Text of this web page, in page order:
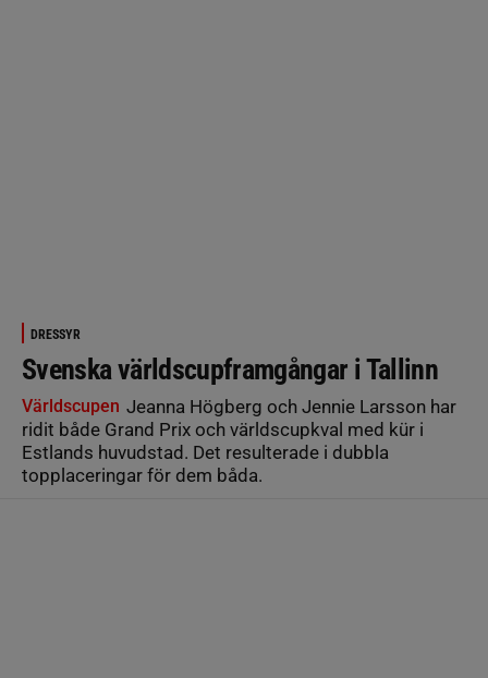
DRESSYR
Svenska världscupframgångar i Tallinn
Världscupen Jeanna Högberg och Jennie Larsson har
ridit både Grand Prix och världscupkval med kür i
Estlands huvudstad. Det resulterade i dubbla
topplaceringar för dem båda.